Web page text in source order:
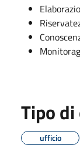
Tipo
ufficio